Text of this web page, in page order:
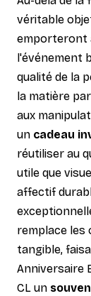
véritable
emporteront
l'événement
qualité de la
la matière
aux
un cadeau
réutiliser au
utile que
affectif
remplace les
tangible,
Anniversaire
CL un